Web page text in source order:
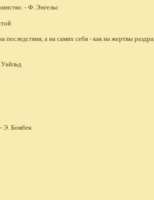
- Ф. Энгельс
последствия, а на самих себя - как на жертвы
Э. Бомбек